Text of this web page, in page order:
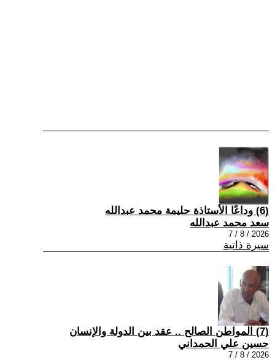
(6) وداعًا الأستاذة حليمة محمد عبدالله
سعد محمد عبدالله
2026 / 8 / 7
سيرة ذاتية
(7) المواطن الصالح .. عقد بين الدولة والإنسان
حسين علي الحمداني
2026 / 8 / 7